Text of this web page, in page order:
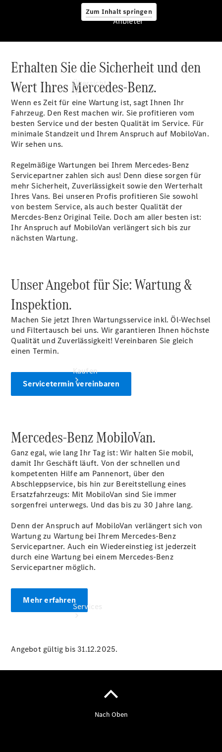
Zum Inhalt springen
Anbieter
Übersicht
Startseite
Ansprechpartner
finden
Probefahrt
vereinbaren
Beratung
vereinbaren
Servicetermin
Kaufen
Übersicht
Gebrauchtwagensuche
Junge
Sterne
Digitale
Extras
Services
Finanzdienste
Kompletträder
Anbieter
Erhalten Sie die Sicherheit und den
Wert Ihres Mercedes-Benz.
Wenn es Zeit für eine Wartung ist, sagt Ihnen Ihr
Fahrzeug. Den Rest machen wir. Sie profitieren vom
besten Service und der besten Qualität im Service. Für
minimale Standzeit und Ihrem Anspruch auf MobiloVan.
Wir sehen uns.
Regelmäßige Wartungen bei Ihrem Mercedes-Benz
Servicepartner zahlen sich aus! Denn diese sorgen für
mehr Sicherheit, Zuverlässigkeit sowie den Werterhalt
Ihres Vans. Bei unseren Profis profitieren Sie sowohl
von bestem Service, als auch bester Qualität der
Mercdes-Benz Original Teile. Doch am aller besten ist:
Ihr Anspruch auf MobiloVan verlängert sich bis zur
nächsten Wartung.
Unser Angebot für Sie: Wartung &
Inspektion.
Machen Sie jetzt Ihren Wartungsservice inkl. Öl-Wechsel
und Filtertausch bei uns. Wir garantieren Ihnen höchste
Qualität und Zuverlässigkeit! Vereinbaren Sie gleich
einen Termin.
Servicetermin vereinbaren
Mercedes-Benz MobiloVan.
Ganz egal, wie lang Ihr Tag ist: Wir halten Sie mobil,
damit Ihr Geschäft läuft. Von der schnellen und
kompetenten Hilfe am Pannenort, über den
Abschleppservice, bis hin zur Bereitstellung eines
Ersatzfahrzeugs: Mit MobiloVan sind Sie immer
sorgenfrei unterwegs. Und das bis zu 30 Jahre lang.
Denn der Anspruch auf MobiloVan verlängert sich von
Wartung zu Wartung bei Ihrem Mercedes-Benz
Servicepartner. Auch ein Wiedereinstieg ist jederzeit
durch eine Wartung bei einem Mercedes-Benz
Servicepartner möglich.
Mehr erfahren
Angebot gültig bis 31.12.2025.